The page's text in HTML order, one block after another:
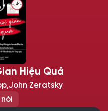
nói
Hiệu Quả
,John Zeratsky